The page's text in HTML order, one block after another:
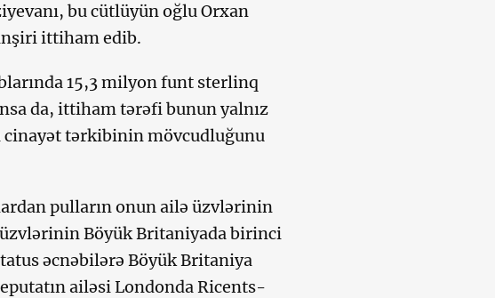
bu cütlüyün oğlu Orxan
ittiham edib.
15,3 milyon funt sterlinq
da, ittiham tərəfi bunun yalnız
cinayət tərkibinin mövcudluğunu
pulların onun ailə üzvlərinin
Böyük Britaniyada birinci
əcnəbilərə Böyük Britaniya
ailəsi Londonda Ricents-